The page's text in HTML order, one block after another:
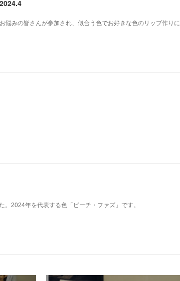
みの皆さんが参加され、似合う色でお好きな色のリップ作りに
2024年を代表する色「ピーチ・ファズ」です。